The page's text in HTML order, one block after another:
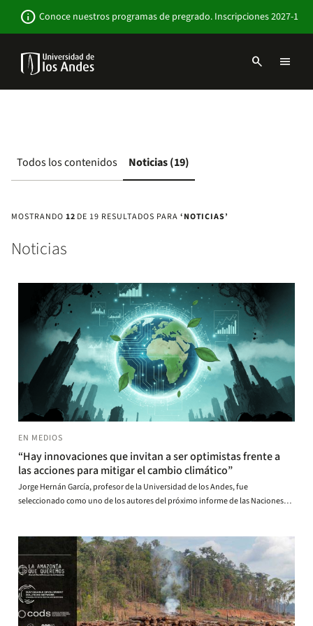
contenido
info Conoce nuestros programas de pregrado. Inscripciones 2027-1
Navbar
search menu
Todos los contenidos Noticias (19)
MOSTRANDO 12 DE 19 RESULTADOS PARA ‘NOTICIAS’
Noticias
EN MEDIOS
“Hay innovaciones que invitan a ser optimistas frente a
las acciones para mitigar el cambio climático”
Jorge Hernán García, profesor de la Universidad de los Andes, fue
seleccionado como uno de los autores del próximo informe de las Naciones
Espectador conversó con él.